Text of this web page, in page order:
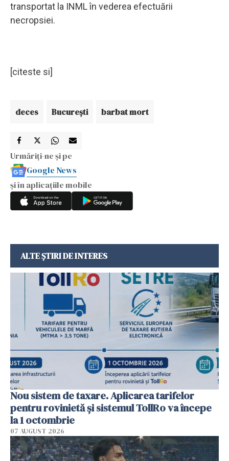
transportat la INML în vederea efectuării
necropsiei.
[citeste si]
deces Bucureşti barbat mort
Urmăriți-ne și pe
Google News
și în aplicațiile mobile
ALTE ȘTIRI DE INTERES
Nou sistem de taxare. Aplicarea tarifelor
pentru rovinietă şi sistemul TollRo va începe
la 1 octombrie
07 AUGUST 2026